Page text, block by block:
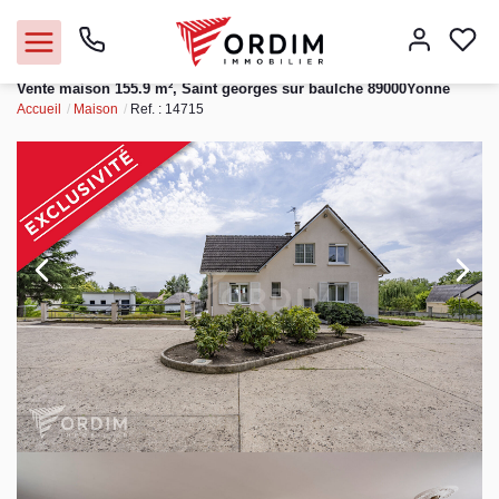
Nos agences
Acheter
Louer
Vendre
Immobilier pro
Faire gérer
Syndic
Vente maison 155.9 m², Saint georges sur baulche 89000Yonne
Accueil Maison Ref. : 14715